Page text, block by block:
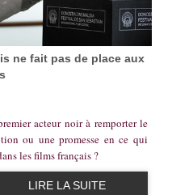
ne fait pas de place aux
acteur noir à remporter le
ou une promesse en ce qui
les films français ?
LIRE LA SUITE